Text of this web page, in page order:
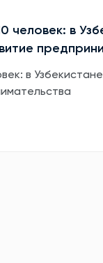
человек: в
в